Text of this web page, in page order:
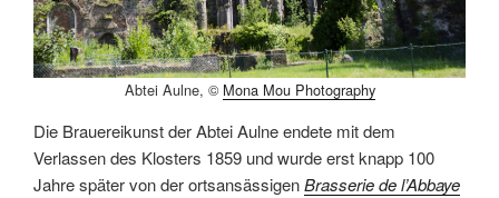
Abtei Aulne, © Mona Mou Photography
Die Brauereikunst der Abtei Aulne endete mit dem
Verlassen des Klosters 1859 und wurde erst knapp 100
Jahre später von der ortsansässigenBrasserie de l’Abbaye